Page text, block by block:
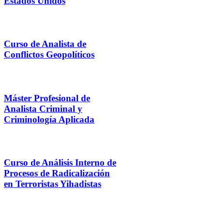
Curso de Analista de
Conflictos Geopolíticos
Máster Profesional de
Analista Criminal y
Criminología Aplicada
Curso de Análisis Interno de
Procesos de Radicalización
en Terroristas Yihadistas